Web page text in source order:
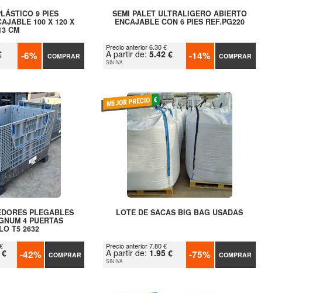
9 PIES
100 X 120 X
CM
-6% COMPRAR
SEMI PALET ULTRALIGERO ABIERTO
ENCAJABLE CON 6 PIES REF.PG220
Precio anterior 6.30 €
A partir de:5.42 €
SIN IVA -14% COMPRAR
PLEGABLES
4 PUERTAS
T5 2632
-42% COMPRAR
LOTE DE SACAS BIG BAG USADAS
Precio anterior 7.80 €
A partir de: 1.95 €
SIN IVA -75% COMPRAR